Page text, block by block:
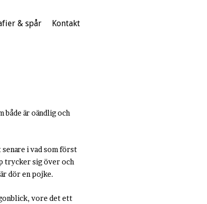
& spår Kontakt
både är oändlig och
i vad som först
trycker sig över och
dör en pojke.
vore det ett